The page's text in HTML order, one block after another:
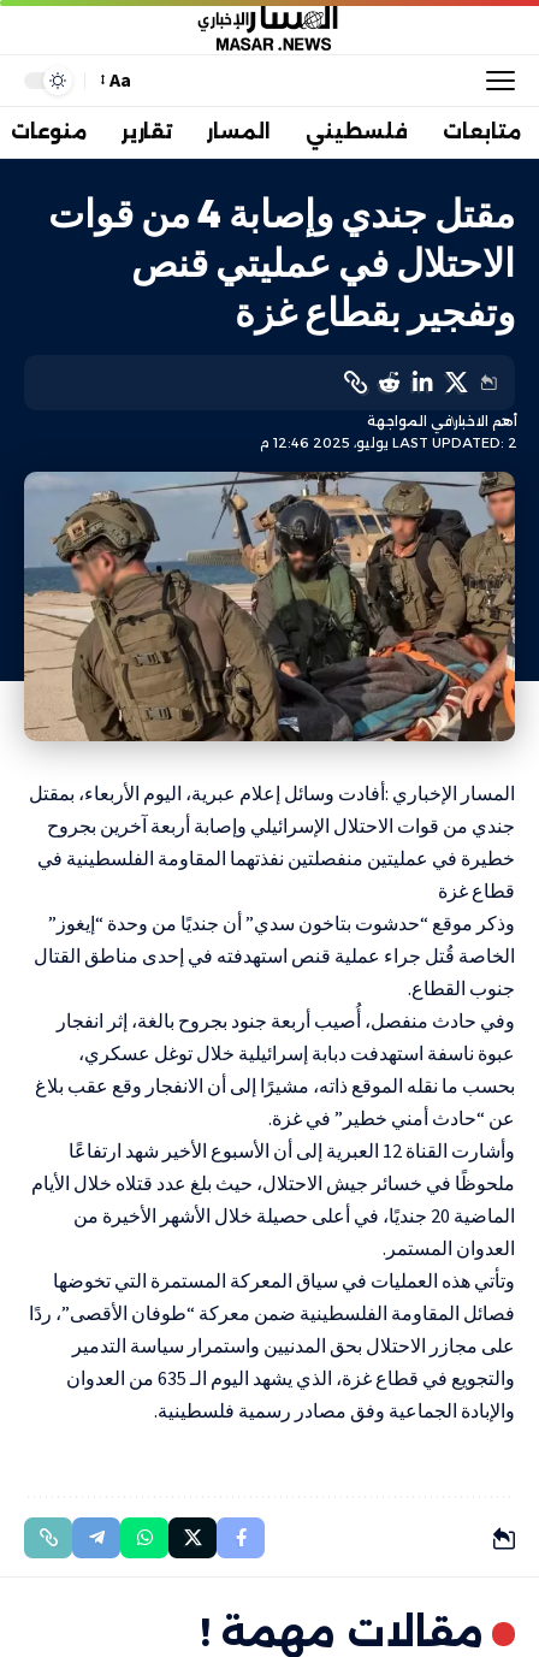
Aa
متابعات فلسطيني المسار تقارير منوعات
مقتل جندي وإصابة 4 من قوات
الاحتلال في عمليتي قنص
وتفجير بقطاع غزة
LAST UPDATED: 2 يوليو، 2025 12:46 م
أهم الاخبارفي المواجهة
المسار الإخباري :أفادت وسائل إعلام عبرية، اليوم الأربعاء، بمقتل
جندي من قوات الاحتلال الإسرائيلي وإصابة أربعة آخرين بجروح
خطيرة في عمليتين منفصلتين نفذتهما المقاومة الفلسطينية في
قطاع غزة
وذكر موقع “حدشوت بتاخون سدي” أن جنديًا من وحدة “إيغوز”
الخاصة قُتل جراء عملية قنص استهدفته في إحدى مناطق القتال
جنوب القطاع.
وفي حادث منفصل، أُصيب أربعة جنود بجروح بالغة، إثر انفجار
عبوة ناسفة استهدفت دبابة إسرائيلية خلال توغل عسكري،
بحسب ما نقله الموقع ذاته، مشيرًا إلى أن الانفجار وقع عقب بلاغ
عن “حادث أمني خطير” في غزة.
وأشارت القناة 12 العبرية إلى أن الأسبوع الأخير شهد ارتفاعًا
ملحوظًا في خسائر جيش الاحتلال، حيث بلغ عدد قتلاه خلال الأيام
الماضية 20 جنديًا، في أعلى حصيلة خلال الأشهر الأخيرة من
العدوان المستمر.
وتأتي هذه العمليات في سياق المعركة المستمرة التي تخوضها
فصائل المقاومة الفلسطينية ضمن معركة “طوفان الأقصى”، ردًا
على مجازر الاحتلال بحق المدنيين واستمرار سياسة التدمير
والتجويع في قطاع غزة، الذي يشهد اليوم الـ 635 من العدوان
والإبادة الجماعية وفق مصادر رسمية فلسطينية.
مقالات مهمة !